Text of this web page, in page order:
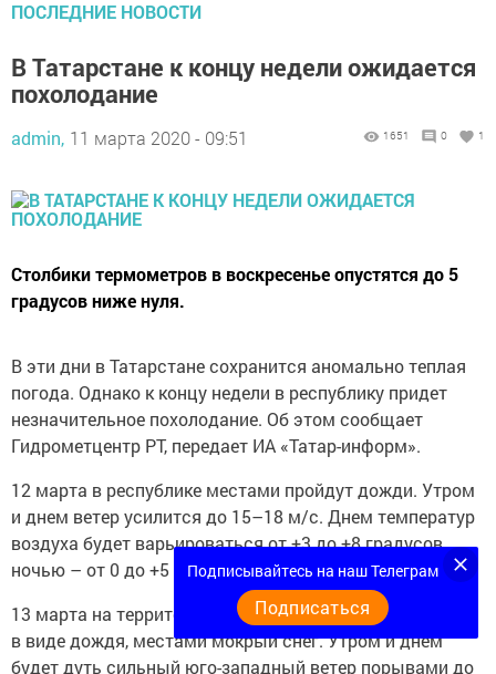
ПОСЛЕДНИЕ НОВОСТИ
В Татарстане к концу недели ожидается
похолодание
admin, 11 марта 2020 - 09:51 1651 0 1
Столбики термометров в воскресенье опустятся до 5
градусов ниже нуля.
В эти дни в Татарстане сохранится аномально теплая
погода. Однако к концу недели в республику придет
незначительное похолодание. Об этом сообщает
Гидрометцентр РТ, передает ИА «Татар-информ».
12 марта в республике местами пройдут дожди. Утром
и днем ветер усилится до 15–18 м/с. Днем температур
воздуха будет варьироваться от +3 до +8 градусов,
ночью – от 0 до +5 градусов.
13 марта на территории республики ожидаются осадки
в виде дождя, местами мокрый снег. Утром и днем
будет дуть сильный юго-западный ветер порывами до
Подписывайтесь на наш Телеграм
Подписаться